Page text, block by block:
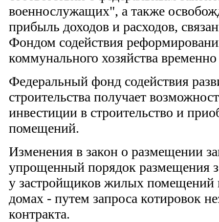
военнослужащих", а также
прибыль доходов и расходов,
Фондом содействия
коммунального хозяйства
Федеральный фонд содействия
строительства получает
инвестиции в строительство и
помещений.
Изменения в закон о размещении
упрощенный порядок размещения
у застройщиков жилых помещений
домах - путем запроса котировок
контракта.